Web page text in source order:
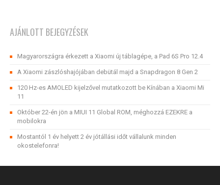
AJÁNLOTT BEJEGYZÉSEK
Magyarországra érkezett a Xiaomi új táblagépe, a Pad 6S Pro 12.4
A Xiaomi zászlóshajójában debütál majd a Snapdragon 8 Gen 2
120 Hz-es AMOLED kijelzővel mutatkozott be Kínában a Xiaomi Mi
11
Október 22-én jön a MIUI 11 Global ROM, méghozzá EZEKRE a
mobilokra
Mostantól 1 év helyett 2 év jótállási időt vállalunk minden
okostelefonra!